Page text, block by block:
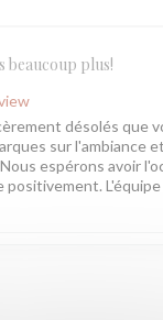
beaucoup plus!
désolés que
sur l'ambiance
espérons avoir
L'équipe